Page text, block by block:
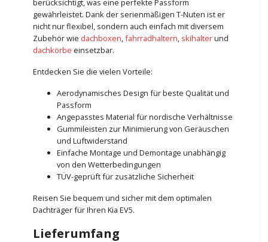
berücksichtigt, was eine perfekte Passform
gewährleistet. Dank der serienmäßigen T-Nuten ist er
nicht nur flexibel, sondern auch einfach mit diversem
Zubehör wie dachboxen,fahrradhaltern, skihalterund
dachkörbe einsetzbar.
Entdecken Sie die vielen Vorteile:
Aerodynamisches Design für beste Qualität und
Passform
Angepasstes Material für nordische Verhältnisse
Gummileisten zur Minimierung von Geräuschen
und Luftwiderstand
Einfache Montage und Demontage unabhängig
von den Wetterbedingungen
TÜV-geprüft für zusätzliche Sicherheit
Reisen Sie bequem und sicher mit dem optimalen
Dachträger für Ihren Kia EV5.
Lieferumfang